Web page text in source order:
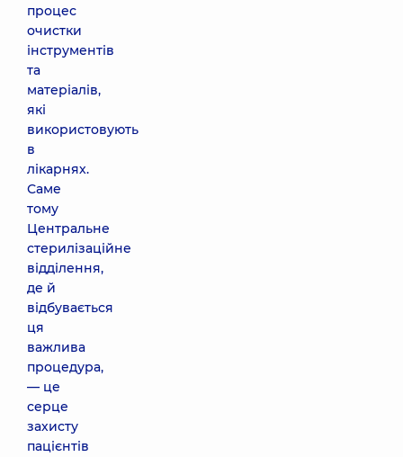
процес
очистки
інструментів
та
матеріалів,
які
використовують
в
лікарнях.
Саме
тому
Центральне
стерилізаційне
відділення,
де й
відбувається
ця
важлива
процедура,
— це
серце
захисту
пацієнтів